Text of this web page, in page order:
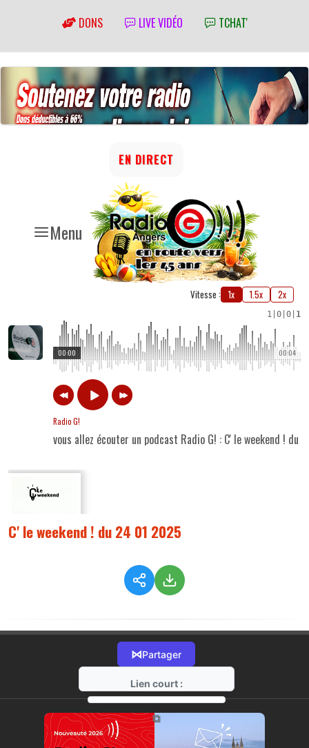
DONS LIVE VIDÉO TCHAT'
Menu
EN DIRECT
Vitesse : 1x 1.5x 2x
1 0 0 1
00:04
00:00
Radio G!
vous allez écouter un podcast Radio G! : C' le weekend ! du
C' le weekend ! du 24 01 2025
⋈Partager
Lien court :
https://radio-g.fr?16562
⧉